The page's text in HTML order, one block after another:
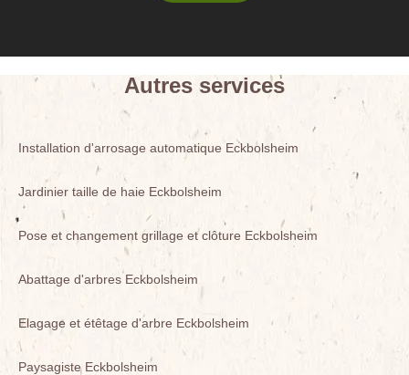
Autres services
Installation d'arrosage automatique Eckbolsheim
Jardinier taille de haie Eckbolsheim
Pose et changement grillage et clôture Eckbolsheim
Abattage d'arbres Eckbolsheim
Elagage et étêtage d'arbre Eckbolsheim
Paysagiste Eckbolsheim